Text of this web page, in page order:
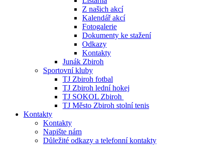
Z našich akcí
Kalendář akcí
Fotogalerie
Dokumenty ke stažení
Odkazy
Kontakty
Junák Zbiroh
Sportovní kluby
TJ Zbiroh fotbal
TJ Zbiroh lední hokej
TJ SOKOL Zbiroh
TJ Město Zbiroh stolní tenis
Kontakty
Kontakty
Napište nám
Důležité odkazy a telefonní kontakty